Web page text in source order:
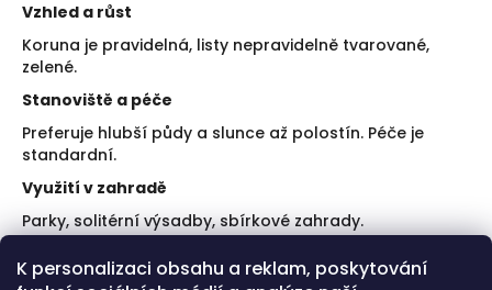
K personalizaci obsahu a reklam, poskytování
Vzhled a růst
Koruna je pravidelná, listy nepravidelně tvarované,
zelené.
Stanoviště a péče
Preferuje hlubší půdy a slunce až polostín. Péče je
standardní.
Využití v zahradě
Parky, solitérní výsadby, sbírkové zahrady.